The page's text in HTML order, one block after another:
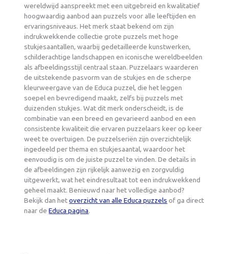
wereldwijd aanspreekt met een uitgebreid en kwalitatief
hoogwaardig aanbod aan puzzels voor alle leeftijden en
ervaringsniveaus. Het merk staat bekend om zijn
indrukwekkende collectie grote puzzels met hoge
stukjesaantallen, waarbij gedetailleerde kunstwerken,
schilderachtige landschappen en iconische wereldbeelden
als afbeeldingsstijl centraal staan. Puzzelaars waarderen
de uitstekende pasvorm van de stukjes en de scherpe
kleurweergave van de Educa puzzel, die het leggen
soepel en bevredigend maakt, zelfs bij puzzels met
duizenden stukjes. Wat dit merk onderscheidt, is de
combinatie van een breed en gevarieerd aanbod en een
consistente kwaliteit die ervaren puzzelaars keer op keer
weet te overtuigen. De puzzelseriën zijn overzichtelijk
ingedeeld per thema en stukjesaantal, waardoor het
eenvoudig is om de juiste puzzel te vinden. De details in
de afbeeldingen zijn rijkelijk aanwezig en zorgvuldig
uitgewerkt, wat het eindresultaat tot een indrukwekkend
geheel maakt. Benieuwd naar het volledige aanbod?
Bekijk dan hetoverzicht van alle Educa puzzels of ga direct
naar deEduca pagina.